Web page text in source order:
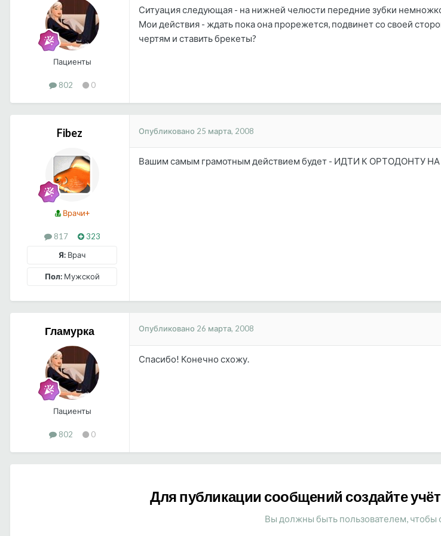
Пациенты
802 0
Ситуация следующая - на нижней челюсти передние зубки
Мои действия - ждать пока она прорежется, подвинет со своей
чертям и ставить брекеты?
Fibez
Врачи+
817
323
Я: Врач
Пол:Мужской
Опубликовано 25 марта, 2008
Вашим самым грамотным действием будет - ИДТИ К ОРТОДОНТУ
Гламурка
Пациенты
802 0
Опубликовано 26 марта, 2008
Спасибо! Конечно схожу.
Для публикации сообщений создайте
Вы должны быть пользователем, чтобы